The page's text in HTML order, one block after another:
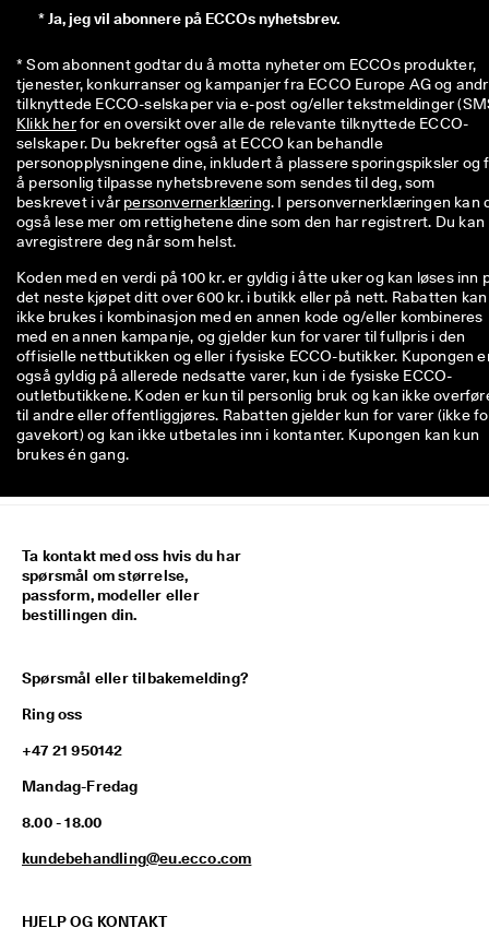
*Ja, jeg vil abonnere på ECCOs nyhetsbrev.
* Som abonnent godtar du å motta nyheter om ECCOs produkter,
tjenester, konkurranser og kampanjer fra ECCO Europe AG og
Klikk her for en oversikt over alle de relevante tilknyttede ECCO-
selskaper. Du bekrefter også at ECCO kan behandle
personopplysningene dine, inkludert å plassere sporingspiksler og
å personlig tilpasse nyhetsbrevene som sendes til deg, som
beskrevet i vår personvernerklæring. I personvernerklæringen kan
også lese mer om rettighetene dine som den har registrert. Du kan
avregistrere deg når som helst.
Koden med en verdi på 100 kr. er gyldig i åtte uker og kan løses inn
det neste kjøpet ditt over 600 kr. i butikk eller på nett. Rabatten kan
ikke brukes i kombinasjon med en annen kode og/eller kombineres
med en annen kampanje, og gjelder kun for varer til fullpris i den
offisielle nettbutikken og eller i fysiske ECCO-butikker. Kupongen
også gyldig på allerede nedsatte varer, kun i de fysiske ECCO-
outletbutikkene. Koden er kun til personlig bruk og kan ikke
til andre eller offentliggjøres. Rabatten gjelder kun for varer (ikke
gavekort) og kan ikke utbetales inn i kontanter. Kupongen kan kun
brukes én gang.
Ta kontakt med oss hvis du har
spørsmål om størrelse,
passform, modeller eller
bestillingen din.
Spørsmål eller tilbakemelding?
Ring oss
+47 21 950142
Mandag-Fredag
8.00 - 18.00
kundebehandling@eu.ecco.com
HJELP OG KONTAKT